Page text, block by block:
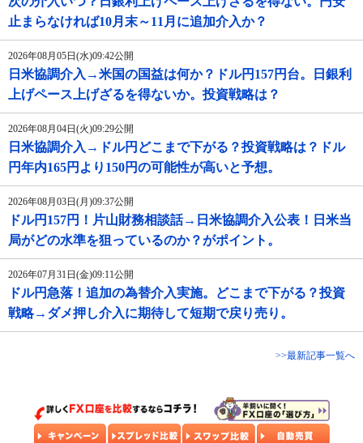
止まらなければ10月末～11月に追加介入か？
2026年08月05日(水)09:42公開
日米協調介入→米国の国益は何か？ドル円157円台。日銀利
上げペース上げざるを得ないか。投資戦略は？
2026年08月04日(火)09:29公開
日米協調介入→ドル円どこまで下がる？投資戦略は？ドル
円年内165円より150円の可能性が高いと予想。
2026年08月03日(月)09:37公開
ドル円157円！片山財務相談話→日米協調介入公表！日米当
局がどの水準を狙っているのか？がポイント。
2026年07月31日(金)09:11公開
ドル円急落！追加の為替介入実施。どこまで下がる？投資
戦略→ダメ押し介入に期待して短期で戻り売り。
>>最新記事一覧へ